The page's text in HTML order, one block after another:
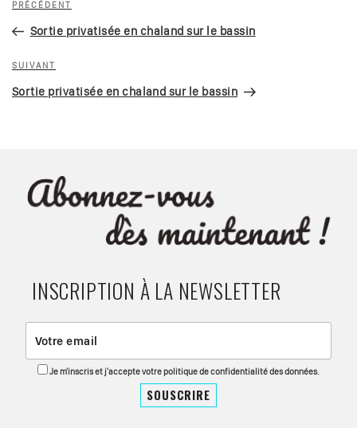
l’article
Article
précédent
PRÉCÉDENT
Sortie privatisée en chaland sur le bassin
Article
suivant
SUIVANT
Sortie privatisée en chaland sur le bassin
INSCRIPTION À LA NEWSLETTER
Je m'inscris et j'accepte votre politique de confidentialité des données.